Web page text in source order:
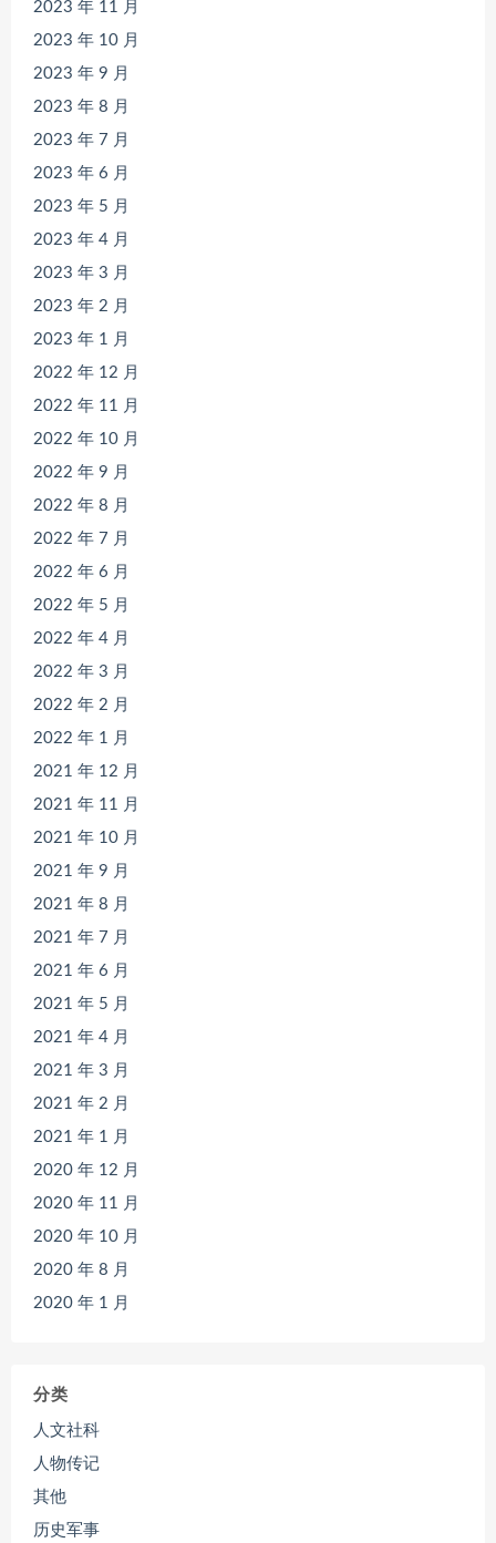
2023 年 11 月
2023 年 10 月
2023 年 9 月
2023 年 8 月
2023 年 7 月
2023 年 6 月
2023 年 5 月
2023 年 4 月
2023 年 3 月
2023 年 2 月
2023 年 1 月
2022 年 12 月
2022 年 11 月
2022 年 10 月
2022 年 9 月
2022 年 8 月
2022 年 7 月
2022 年 6 月
2022 年 5 月
2022 年 4 月
2022 年 3 月
2022 年 2 月
2022 年 1 月
2021 年 12 月
2021 年 11 月
2021 年 10 月
2021 年 9 月
2021 年 8 月
2021 年 7 月
2021 年 6 月
2021 年 5 月
2021 年 4 月
2021 年 3 月
2021 年 2 月
2021 年 1 月
2020 年 12 月
2020 年 11 月
2020 年 10 月
2020 年 8 月
2020 年 1 月
分类
人文社科
人物传记
其他
历史军事